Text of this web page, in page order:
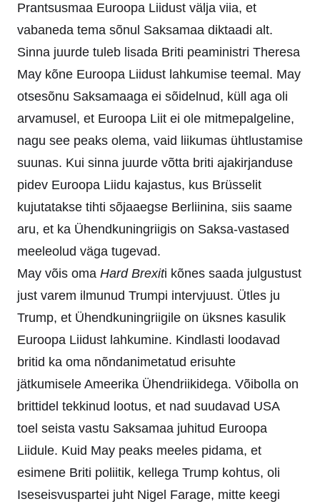
Prantsusmaa Euroopa Liidust välja viia, et
vabaneda tema sõnul Saksamaa diktaadi alt.
Sinna juurde tuleb lisada Briti peaministri Theresa
May kõne Euroopa Liidust lahkumise teemal. May
otsesõnu Saksamaaga ei sõidelnud, küll aga oli
arvamusel, et Euroopa Liit ei ole mitmepalgeline,
nagu see peaks olema, vaid liikumas ühtlustamise
suunas. Kui sinna juurde võtta briti ajakirjanduse
pidev Euroopa Liidu kajastus, kus Brüsselit
kujutatakse tihti sõjaaegse Berliinina, siis saame
aru, et ka Ühendkuningriigis on Saksa-vastased
meeleolud väga tugevad.
May võis oma Hard Brexiti kõnes saada julgustust
just varem ilmunud Trumpi intervjuust. Ütles ju
Trump, et Ühendkuningriigile on üksnes kasulik
Euroopa Liidust lahkumine. Kindlasti loodavad
britid ka oma nõndanimetatud erisuhte
jätkumisele Ameerika Ühendriikidega. Võibolla on
brittidel tekkinud lootus, et nad suudavad USA
toel seista vastu Saksamaa juhitud Euroopa
Liidule. Kuid May peaks meeles pidama, et
esimene Briti poliitik, kellega Trump kohtus, oli
Iseseisvuspartei juht Nigel Farage, mitte keegi